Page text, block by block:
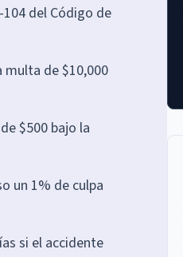
del Código de
multa de $10,000
$500 bajo la
un 1% de culpa
si el accidente